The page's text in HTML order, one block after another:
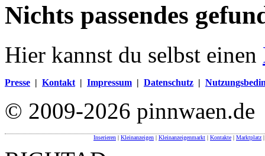
Nichts passendes
Hier kannst du selbst einen
Presse | Kontakt | Impressum | Datenschutz |
© 2009-2026 pinnwaen.de
Inserieren | Kleinanzeigen | Kleinanzeigenmarkt | Kontakte | Marktplatz